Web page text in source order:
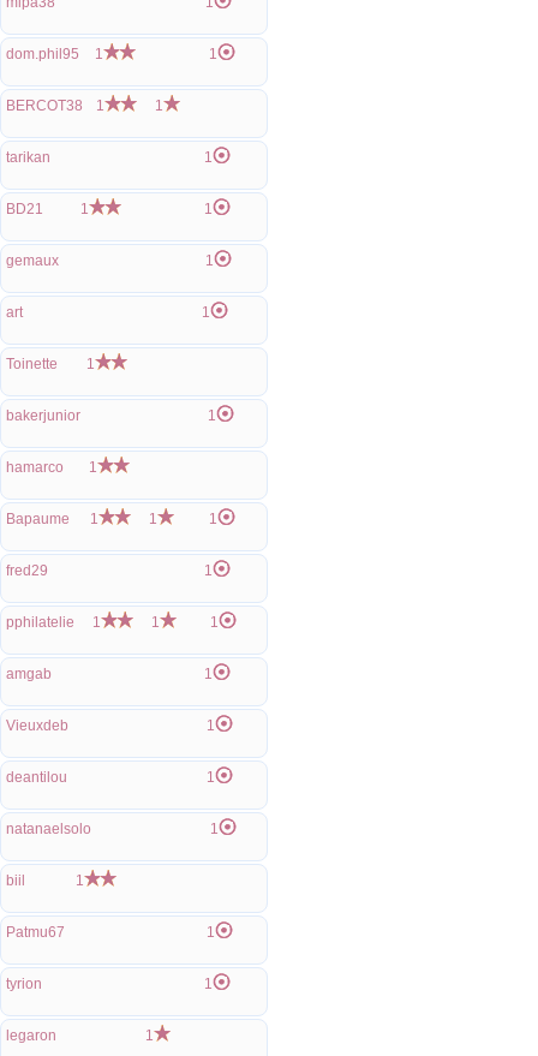
dom.phil95 1 1
BERCOT38 1 1
tarikan 1
BD21 1 1
gemaux 1
art 1
Toinette 1
bakerjunior 1
hamarco 1
Bapaume 1 1 1
fred29 1
pphilatelie 1 1 1
amgab 1
Vieuxdeb 1
deantilou 1
natanaelsolo 1
biil 1
Patmu67 1
tyrion 1
legaron 1